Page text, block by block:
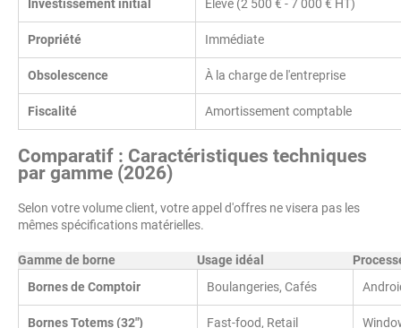
Investissement initial Élevé (2 500 € - 7 000 € HT)
Propriété Immédiate
Obsolescence À la charge de l'entreprise
Fiscalité Amortissement comptable
Comparatif : Caractéristiques techniques
par gamme (2026)
Selon votre volume client, votre appel d'offres ne visera pas les
mêmes spécifications matérielles.
Gamme de borne Usage idéal
Bornes de Comptoir
Boulangeries, Cafés
Bornes Totems (32") Fast-food, Retail